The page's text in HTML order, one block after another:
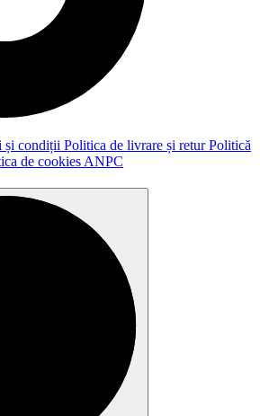
și condiții Politica de livrare și returPolitică
de cookies ANPC